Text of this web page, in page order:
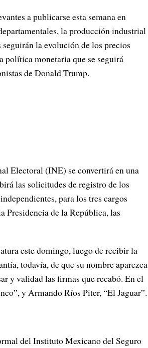
a publicarse esta semana en
la producción industrial
la evolución de los precios
política monetaria que se seguirá
de Donald Trump.
Electoral (INE) se convertirá en una
las solicitudes de registro de los
para los tres cargos
Presidencia de la República, las
este domingo, luego de recibir la
todavía, de que su nombre aparezca
y validad las firmas que recabó. En el
y Armando Ríos Piter, “El Jaguar”.
del Instituto Mexicano del Seguro